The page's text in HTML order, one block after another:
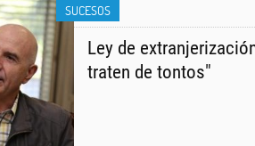
SUCESOS
Ley de
traten de tontos"